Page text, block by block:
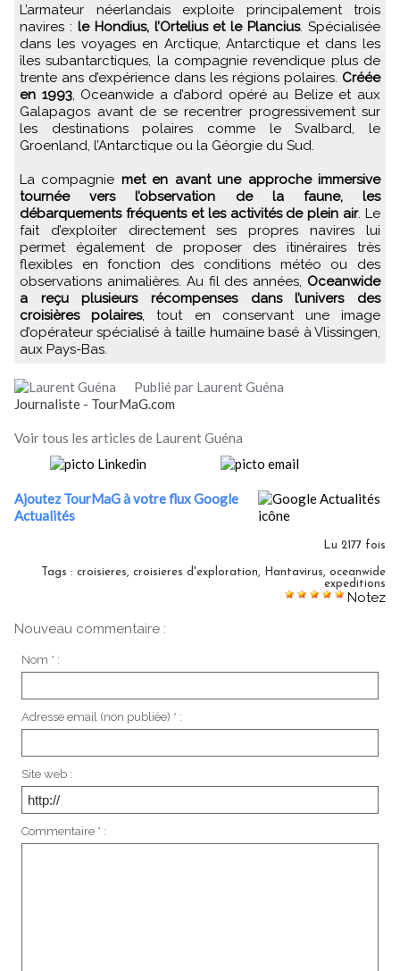
L’armateur néerlandais exploite principalement trois
navires : le Hondius, l’Ortelius et le Plancius. Spécialisée
dans les voyages en Arctique, Antarctique et dans les
îles subantarctiques, la compagnie revendique plus de
trente ans d’expérience dans les régions polaires. Créée
en 1993, Oceanwide a d’abord opéré au Belize et aux
Galapagos avant de se recentrer progressivement sur
les destinations polaires comme le Svalbard, le
Groenland, l’Antarctique ou la Géorgie du Sud.
La compagnie met en avant une approche immersive
tournée vers l’observation de la faune, les
débarquements fréquents et les activités de plein air. Le
fait d’exploiter directement ses propres navires lui
permet également de proposer des itinéraires très
flexibles en fonction des conditions météo ou des
observations animalières. Au fil des années, Oceanwide
a reçu plusieurs récompenses dans l’univers des
croisières polaires, tout en conservant une image
d’opérateur spécialisé à taille humaine basé à Vlissingen,
aux Pays-Bas.
Publié par Laurent Guéna
Journaliste - TourMaG.com
Voir tous les articles de Laurent Guéna
Ajoutez TourMaG à votre flux Google
Actualités
Lu 2177 fois
Tags : croisieres, croisieres d'exploration, Hantavirus, oceanwide
expeditions
Notez
Nouveau commentaire :
Nom * :
Adresse email (non publiée) * :
Site web :
Commentaire * :